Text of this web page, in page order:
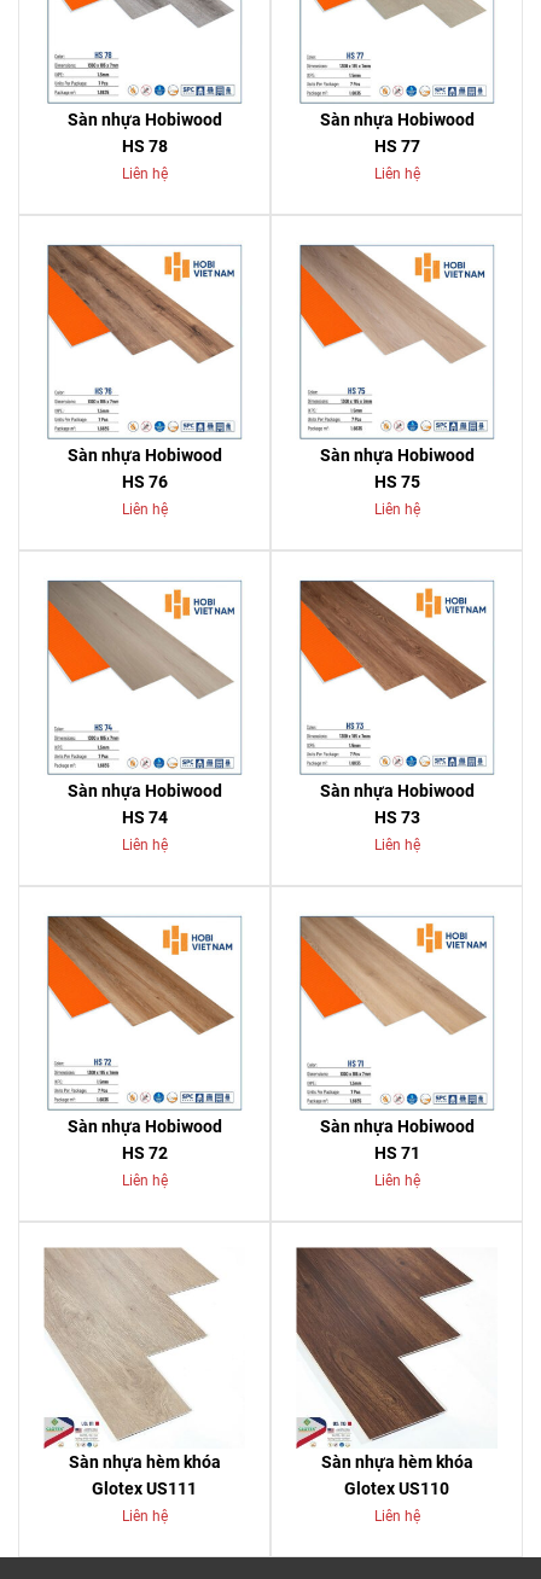
Sàn nhựa Hobiwood
HS 78
Liên hệ
Sàn nhựa Hobiwood
HS 77
Liên hệ
Sàn nhựa Hobiwood
HS 76
Liên hệ
Sàn nhựa Hobiwood
HS 75
Liên hệ
Sàn nhựa Hobiwood
HS 74
Liên hệ
Sàn nhựa Hobiwood
HS 73
Liên hệ
Sàn nhựa Hobiwood
HS 72
Liên hệ
Sàn nhựa Hobiwood
HS 71
Liên hệ
Sàn nhựa hèm khóa
Glotex US111
Liên hệ
Sàn nhựa hèm khóa
Glotex US110
Liên hệ